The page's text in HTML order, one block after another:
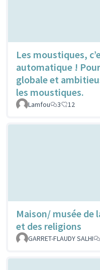
Les moustiques,
automatique !
globale et
les moustiques.
Lamfou 3 12
Maison/ musée de
et des religions
GARRET-FLAUDY SALHI